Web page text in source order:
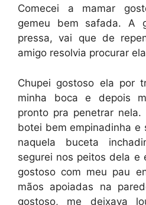
Comecei a mamar
gemeu bem safada. A
pressa, vai que de
amigo resolvia procurar
Chupei gostoso ela por
minha boca e depois
pronto pra penetrar
botei bem empinadinha e
naquela buceta
segurei nos peitos dela e
gostoso com meu pau
mãos apoiadas na
gostoso, me deixava